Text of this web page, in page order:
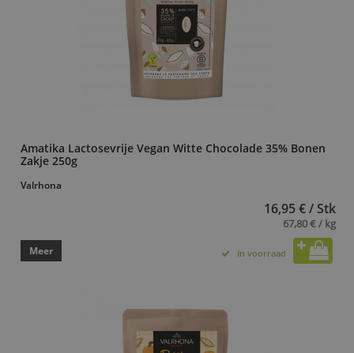
Amatika Lactosevrije Vegan Witte Chocolade 35% Bonen
Zakje 250g
Valrhona
16,95 € / Stk
67,80 € / kg
Meer In voorraad